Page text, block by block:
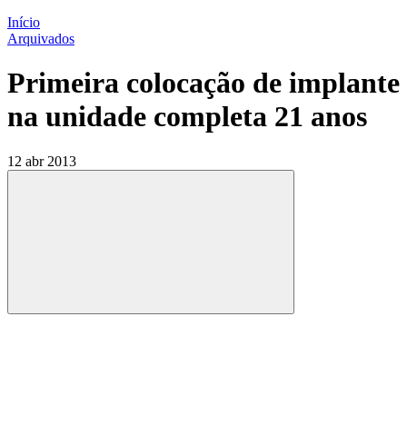
Início
Arquivados
Primeira colocação de implante
na unidade completa 21 anos
12 abr 2013
Compartilhar